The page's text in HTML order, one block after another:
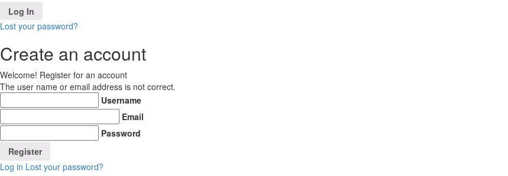
Lost your password?
Create an account
Welcome! Register for an account
The user name or email address is not correct.
Username
Email
Password
Log in Lost your password?